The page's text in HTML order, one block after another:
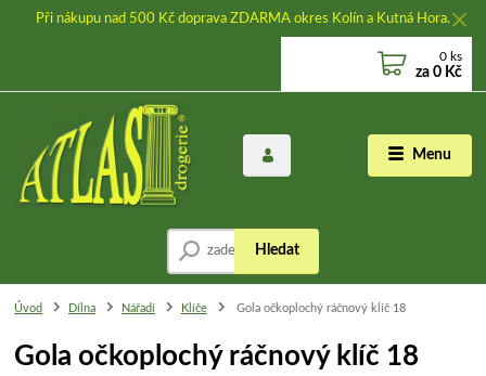
Při nákupu nad 500 Kč doprava ZDARMA okres Kolín a Kutná Hora.
Menu
Hledat
0 ks
za 0 Kč
Úvod Dílna Nářadí Klíče Gola očkoplochý ráčnový klíč 18
Gola očkoplochý ráčnový klíč 18